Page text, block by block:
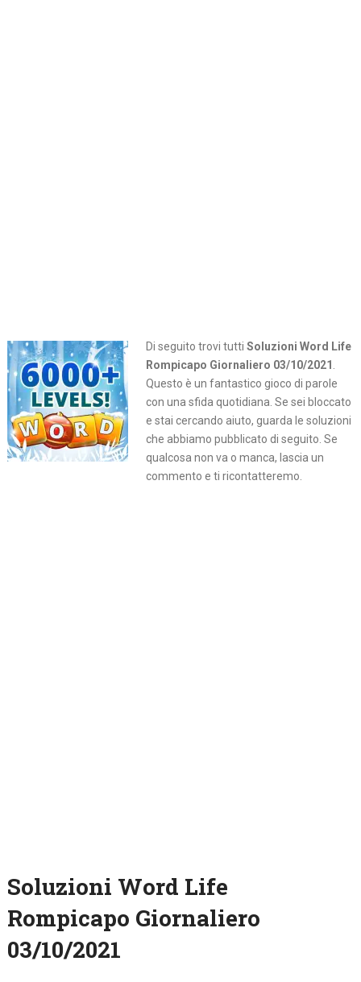
Di seguito trovi tutti Soluzioni Word Life
Rompicapo Giornaliero 03/10/2021 .
Questo è un fantastico gioco di parole
con una sfida quotidiana. Se sei bloccato
e stai cercando aiuto, guarda le soluzioni
che abbiamo pubblicato di seguito. Se
qualcosa non va o manca, lascia un
commento e ti ricontatteremo.
Soluzioni Word Life
Rompicapo Giornaliero
03/10/2021